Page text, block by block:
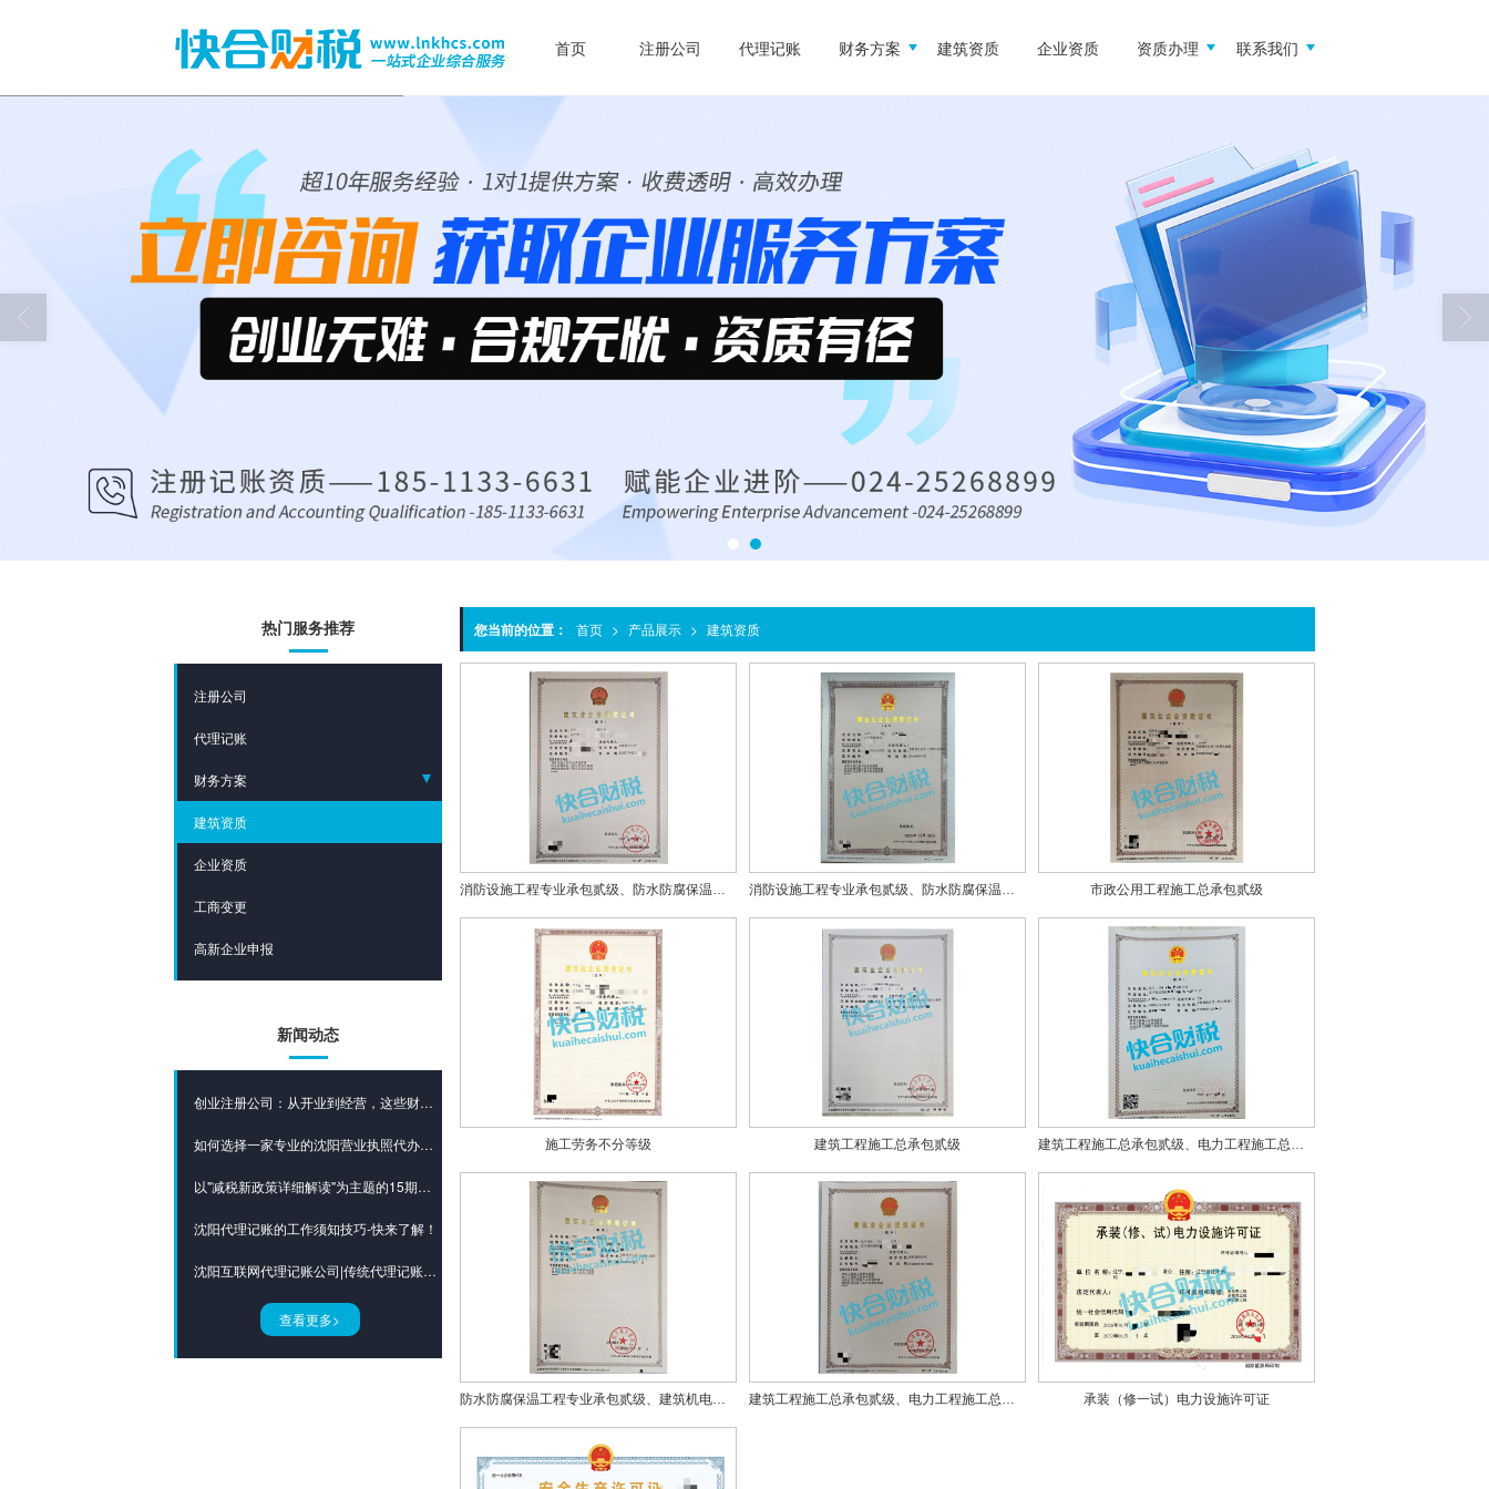
首页 注册公司 代理记账 财务方案 建筑资质 企业资质 资质办理 联系我们
您当前的位置： 首页 > 产品展示 > 建筑资质
消防设施工程专业承包贰级、防水防腐保温工程专业承包贰级、建筑装修装饰工程专业承包贰级 消防设施工程专业承包贰级、防水防腐保温工程专业承包贰级、建筑机电安装工程专业承包贰级 市政公用工程施工总承包贰级
施工劳务不分等级 建筑工程施工总承包贰级 建筑工程施工总承包贰级、电力工程施工总承包贰级、市政公用工程施工总承包贰级
防水防腐保温工程专业承包贰级、建筑机电安装工程专业承包贰级 建筑工程施工总承包贰级、电力工程施工总承包贰级、市政公用工程施工总承包贰级、建筑机电安装工程专业承包贰级 承装（修一试）电力设施许可证
热门服务推荐
注册公司
代理记账
财务方案
- 财税合规方案
- 股权架构方案
建筑资质
企业资质
工商变更
高新企业申报
新闻动态
创业注册公司：从开业到经营，这些财税坑要避开
如何选择一家专业的沈阳营业执照代办公司？
以"减税新政策详细解读"为主题的15期培训会如约而至！
沈阳代理记账的工作须知技巧-快来了解！
沈阳互联网代理记账公司|传统代理记账行业的困境
查看更多>